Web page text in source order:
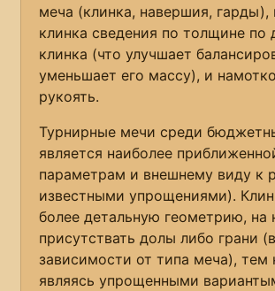
меча (клинка, навершия, гарды),
клинка сведения по толщине по
клинка (что улучшает
уменьшает его массу), и
рукоять.
Турнирные мечи среди
является наиболее
параметрам и внешнему виду к
известными упрощениями).
более детальную геометрию, на
присутствать долы либо грани (в
зависимости от типа меча), тем
являясь упрощенными